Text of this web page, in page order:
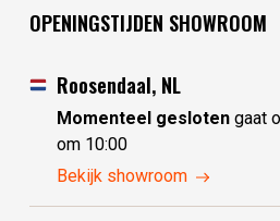
OPENINGSTIJDEN SHOWROOM
Roosendaal, NL
Momenteel geslotengaat
om 10:00
maandag
dinsdag
Bekijk showroom